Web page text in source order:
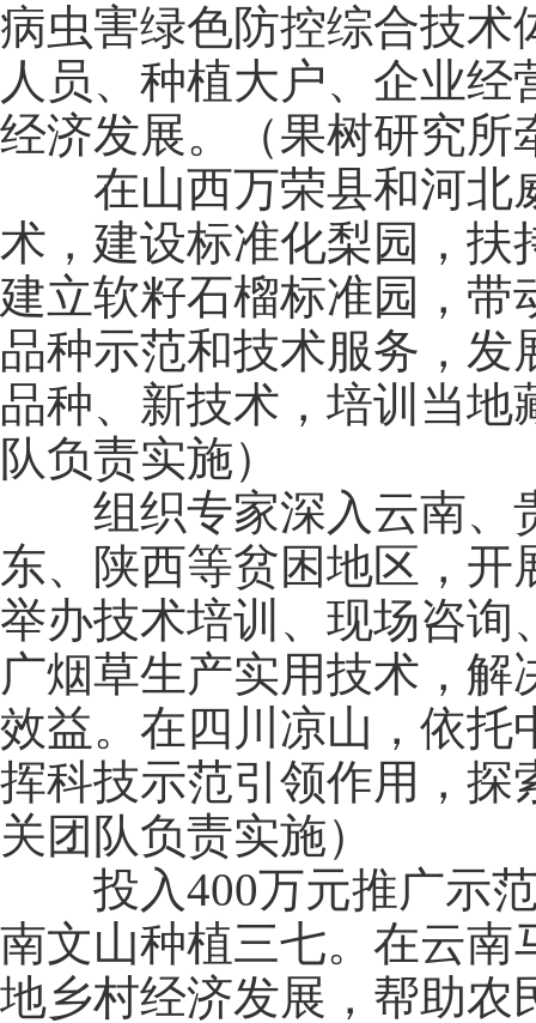
病虫害绿色防控综合技术
人员、种植大户、企业
经济发展。（果树研究所
在山西万荣县和河北
术，建设标准化梨园，扶
建立软籽石榴标准园，带
品种示范和技术服务，
品种、新技术，培训当
队负责实施）
组织专家深入云南、
东、陕西等贫困地区，
举办技术培训、现场咨询
广烟草生产实用技术，
效益。在四川凉山，依托
挥科技示范引领作用，探
关团队负责实施）
投入400万元推广示范
南文山种植三七。在云南
地乡村经济发展，帮助农